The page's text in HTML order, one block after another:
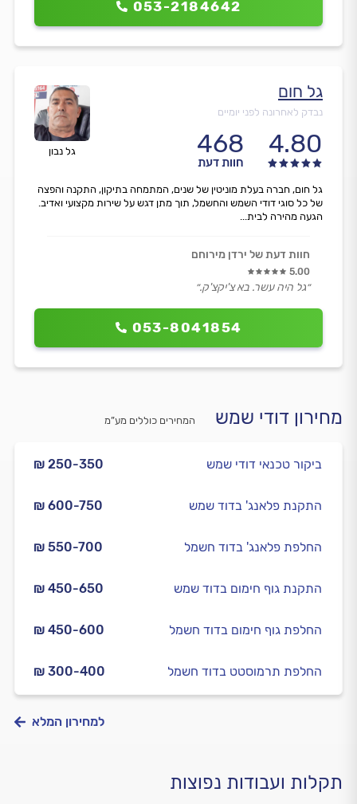
053-2184642
גל נבון
גל חום
נבדק לאחרונה לפני יומיים
4.80
468
חוות דעת
053-8041854
גל חום, חברה בעלת מוניטין של שנים, המתמחה בתיקון, התקנה והפצה
של כל סוגי דודי השמש והחשמל, תוך מתן דגש על שירות מקצועי ואדיב.
הגעה מהירה לבית...
חוות דעת של ירדן מירוחם
5.00
״גל היה עשר. בא צ'יקצ'ק.״
מחירון דודי שמש המחירים כוללים מע”מ
₪ 250-350 ביקור טכנאי דודי שמש
₪ 600-750 התקנת פלאנג' בדוד שמש
₪ 550-700 החלפת פלאנג' בדוד חשמל
₪ 450-650 התקנת גוף חימום בדוד שמש
₪ 450-600 החלפת גוף חימום בדוד חשמל
₪ 300-400 החלפת תרמוסטט בדוד חשמל
למחירון המלא
תקלות ועבודות נפוצות